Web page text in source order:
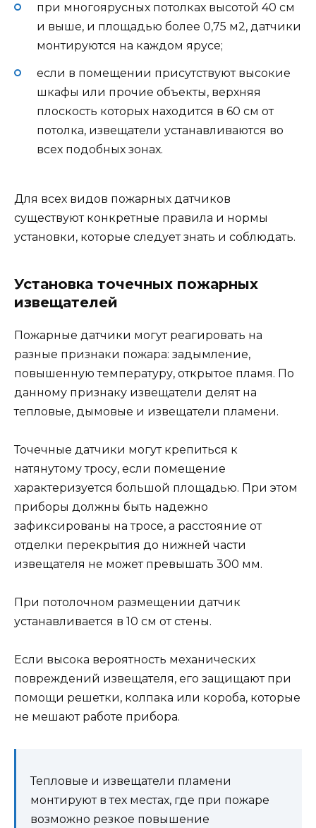
при многоярусных потолках высотой 40 см
и выше, и площадью более 0,75 м2, датчики
монтируются на каждом ярусе;
если в помещении присутствуют высокие
шкафы или прочие объекты, верхняя
плоскость которых находится в 60 см от
потолка, извещатели устанавливаются во
всех подобных зонах.
Для всех видов пожарных датчиков
существуют конкретные правила и нормы
установки, которые следует знать и соблюдать.
Установка точечных пожарных
извещателей
Пожарные датчики могут реагировать на
разные признаки пожара: задымление,
повышенную температуру, открытое пламя. По
данному признаку извещатели делят на
тепловые, дымовые и извещатели пламени.
Точечные датчики могут крепиться к
натянутому тросу, если помещение
характеризуется большой площадью. При этом
приборы должны быть надежно
зафиксированы на тросе, а расстояние от
отделки перекрытия до нижней части
извещателя не может превышать 300 мм.
При потолочном размещении датчик
устанавливается в 10 см от стены.
Если высока вероятность механических
повреждений извещателя, его защищают при
помощи решетки, колпака или короба, которые
не мешают работе прибора.
Тепловые и извещатели пламени
монтируют в тех местах, где при пожаре
возможно резкое повышение